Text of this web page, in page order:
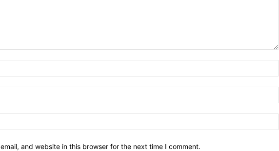
and website in this browser for the next time I comment.